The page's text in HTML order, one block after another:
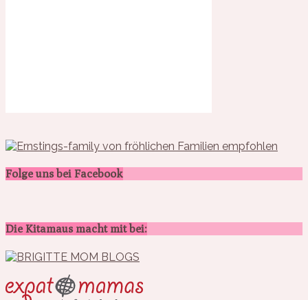
Folge uns bei Facebook
Die Kitamaus macht mit bei: